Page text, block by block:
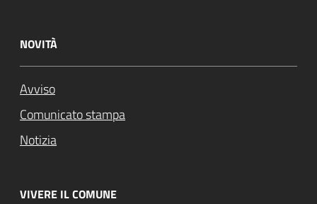
NOVITÀ
Avviso
Comunicato stampa
Notizia
VIVERE IL COMUNE